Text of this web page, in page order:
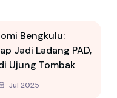
Bengkulu:
Jadi Ladang PAD,
Ujung Tombak
18 Jul 2025